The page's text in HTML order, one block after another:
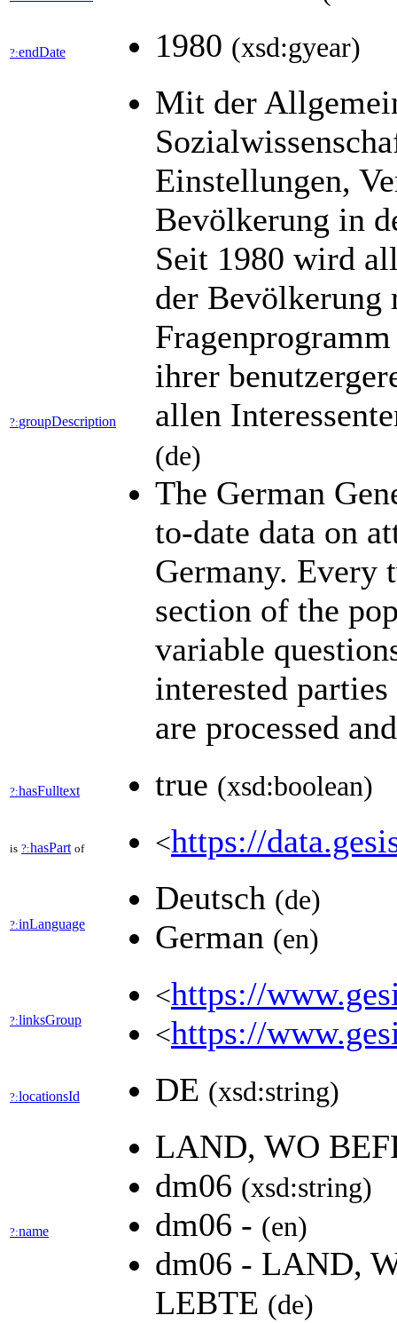
?:endDate 1980 (xsd:gyear)
?:groupDescription
Mit der
Einstellungen,
Bevölkerung in
Seit 1980 wird
der Bevölkerung
ihrer
allen
(de)
The German
to-date data on
Germany. Every
section of the
variable
interested
are processed
?:hasFulltext true (xsd:boolean)
is ?:hasPart of <https://
?:inLanguage
Deutsch (de)
German (en)
?:linksGroup
<https://
<https://
?:locationsId DE (xsd:string)
?:name
LAND, WO
dm06 (xsd:string)
dm06 - (en)
dm06 - LAND,
LEBTE (de)